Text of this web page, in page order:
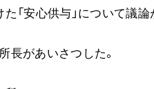
「安心供与」について議論
長があいさつした。